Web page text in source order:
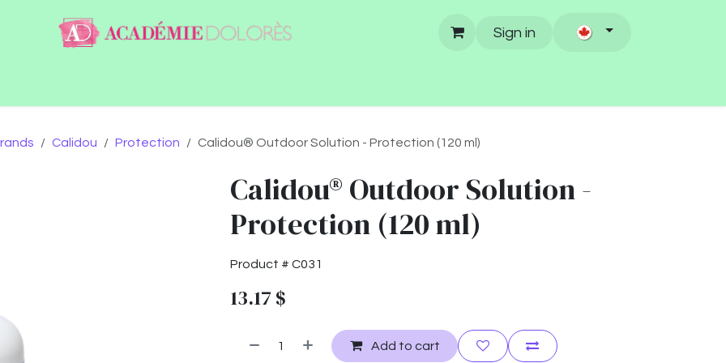
Sign in
Calidou Protection Calidou® Outdoor Solution - Protection (120 ml)
Calidou® Outdoor Solution -
Protection (120 ml)
Product # C031
13.17 $
Add to cart